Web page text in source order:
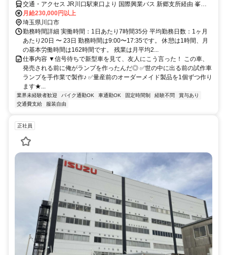
交通・アクセス JR川口駅東口より 国際興業バス 新郷支所経由 峯八
幡宮 行き 約25分 宮脇バス停 下車 徒歩3分
月給230,000円以上
埼玉県川口市
勤務時間詳細 実働時間：1日あたり7時間35分 平均勤務日数：1ヶ月
あたり20日 〜 23日 勤務時間は9:00〜17:35です。 休憩は1時間、月
の基本労働時間は162時間です。 残業は月平均2...
仕事内容 ▼信号待ちで新型車を見て、友人にこう言った！ この車、
発売される前に俺がランプを作ったんだ◎ ✅世の中に出る前の試作車
ランプを手作業で製作♪ ✅量産前のオーダーメイド製品を1個ずつ作り
ます★...
業界未経験者歓迎 バイク通勤OK 車通勤OK 固定時間制 経験不問
賞与あり
交通費支給
服装自由
正社員